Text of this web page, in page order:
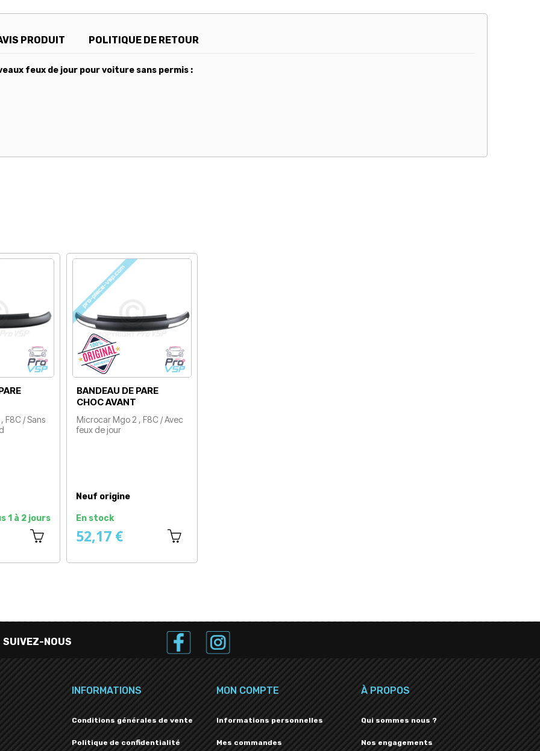
PRODUIT POLITIQUE DE RETOUR
feux de jour pour voiture sans permis :
F8C / Sans
1 à 2 jours
BANDEAU DE PARE
CHOC AVANT
Microcar Mgo 2 , F8C / Avec
feux de jour
Neuf origine
En stock
52,17 €
SUIVEZ-NOUS
INFORMATIONS
Conditions générales de vente
Politique de confidentialité
MON COMPTE
Informations personnelles
Mes commandes
À PROPOS
Qui sommes nous ?
Nos engagements